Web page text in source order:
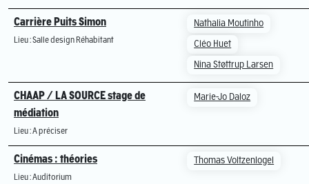
Carrière Puits Simon
Lieu : Salle design Réhabitant
Nathalia Moutinho
Cléo Huet
Nina Støttrup Larsen
CHAAP / LA SOURCE stage de
médiation
Lieu : A préciser
Marie-Jo Daloz
Cinémas : théories
Lieu : Auditorium
Thomas Voltzenlogel